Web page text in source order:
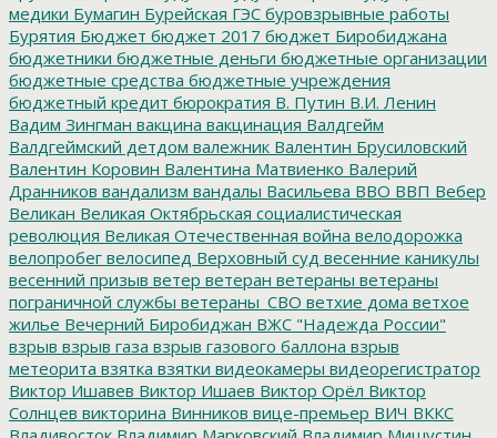
медики Бумагин Бурейская ГЭС буровзрывные работы
Бурятия Бюджет бюджет 2017 бюджет Биробиджана
бюджетники бюджетные деньги бюджетные организации
бюджетные средства бюджетные учреждения
бюджетный кредит бюрократия В. Путин В.И. Ленин
Вадим Зингман вакцина вакцинация Валдгейм
Валдгеймский детдом валежник Валентин Брусиловский
Валентин Коровин Валентина Матвиенко Валерий
Дранников вандализм вандалы Васильева ВВО ВВП Вебер
Великан Великая Октябрьская социалистическая
революция Великая Отечественная война велодорожка
велопробег велосипед Верховный суд весенние каникулы
весенний призыв ветер ветеран ветераны ветераны
пограничной службы ветераны_СВО ветхие дома ветхое
жилье Вечерний Биробиджан ВЖС "Надежда России"
взрыв взрыв газа взрыв газового баллона взрыв
метеорита взятка взятки видеокамеры видеорегистратор
Виктор Ишавев Виктор Ишаев Виктор Орёл Виктор
Солнцев викторина Винников вице-премьер ВИЧ ВККС